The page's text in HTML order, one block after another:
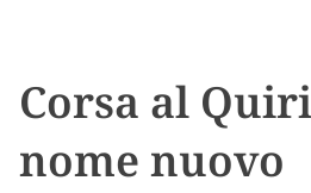
Corsa al
nome nuovo